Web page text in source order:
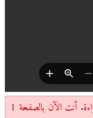
اضغط على الصفحة التالية لمتابعة القراءة. أنت الآن بالصفحة 1